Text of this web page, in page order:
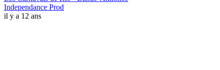
Independance Prod
il y a 12 ans